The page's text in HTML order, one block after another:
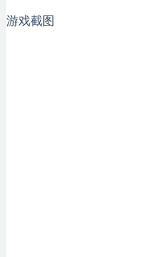
游戏截图